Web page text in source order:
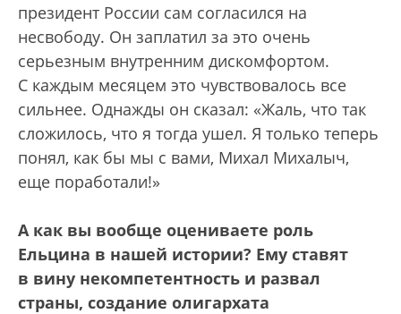
президент России сам согласился на
несвободу. Он заплатил за это очень
серьезным внут­ренним дискомфортом.
С каждым месяцем это чувствовалось все
сильнее. Однажды он сказал: «Жаль, что так
сложилось, что я тогда ушел. Я только теперь
понял, как бы мы с вами, Михал Михалыч,
еще поработали!»
А как вы вообще оцениваете роль
Ельцина в нашей истории? Ему ставят
в вину некомпетентность и развал
страны, создание олигархата